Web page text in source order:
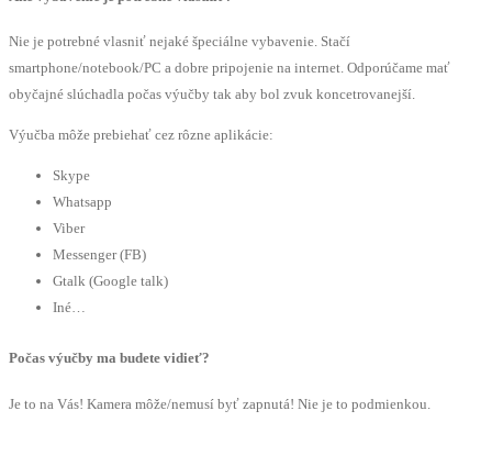
Nie je potrebné vlasniť nejaké špeciálne vybavenie. Stačí
smartphone/notebook/PC a dobre pripojenie na internet. Odporúčame mať
obyčajné slúchadla počas výučby tak aby bol zvuk koncetrovanejší.
Výučba môže prebiehať cez rôzne aplikácie:
Skype
Whatsapp
Viber
Messenger (FB)
Gtalk (Google talk)
Iné…
Počas výučby ma budete vidieť?
Je to na Vás! Kamera môže/nemusí byť zapnutá! Nie je to podmienkou.